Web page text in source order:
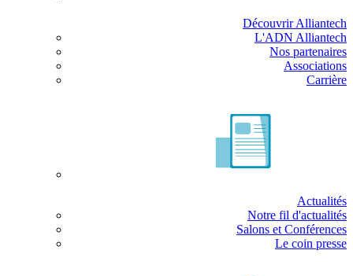
Découvrir Alliantech
L'ADN Alliantech
Nos partenaires
Associations
Carrière
Actualités
Notre fil d'actualités
Salons et Conférences
Le coin presse